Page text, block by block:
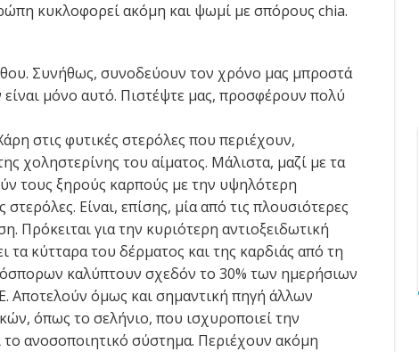
κυκλοφορεί ακόμη και ψωμί με σπόρους chia.
Συνήθως, συνοδεύουν τον χρόνο μας μπροστά
μόνο αυτό. Πιστέψτε μας, προσφέρουν πολύ
στις φυτικές στερόλες που περιέχουν,
χοληστερίνης του αίματος. Μάλιστα, μαζί με τα
τους ξηρούς καρπούς με την υψηλότερη
στερόλες. Είναι, επίσης, μία από τις πλουσιότερες
Πρόκειται για την κυριότερη αντιοξειδωτική
τα κύτταρα του δέρματος και της καρδιάς από τη
καλύπτουν σχεδόν το 30% των ημερήσιων
Αποτελούν όμως και σημαντική πηγή άλλων
όπως το σελήνιο, που ισχυροποιεί την
το ανοσοποιητικό σύστημα. Περιέχουν ακόμη